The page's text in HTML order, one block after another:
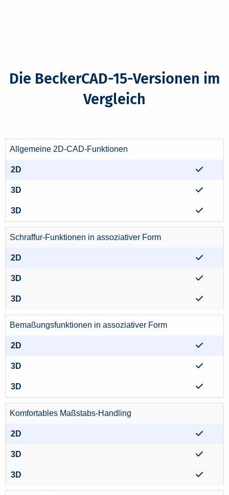
Die BeckerCAD-15-Versionen im
Vergleich
Allgemeine 2D-CAD-Funktionen
Schraffur-Funktionen in assoziativer Form
Bemaßungsfunktionen in assoziativer Form
Komfortables Maßstabs-Handling